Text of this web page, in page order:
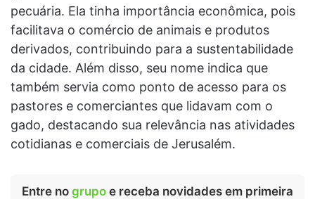
pecuária. Ela tinha importância econômica, pois
facilitava o comércio de animais e produtos
derivados, contribuindo para a sustentabilidade
da cidade. Além disso, seu nome indica que
também servia como ponto de acesso para os
pastores e comerciantes que lidavam com o
gado, destacando sua relevância nas atividades
cotidianas e comerciais de Jerusalém.
Entre no grupo e receba novidades em primeira